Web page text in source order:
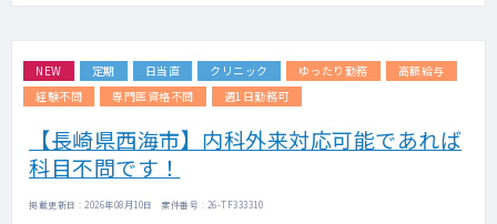
NEW 定期 日当直 クリニック ゆったり勤務
高額給与
経験不問
専門医資格不問 週1日勤務可
【長崎県西海市】内科外来対応可能であれば
科目不問です！
掲載更新日 : 2026年08月10日 案件番号 : 26-TF333310